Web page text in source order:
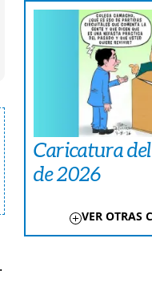
Caricatura
de 2026
VER OTRAS